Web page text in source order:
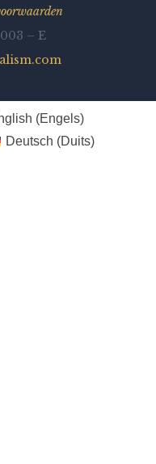
– E
(Engels)
Deutsch (Duits)